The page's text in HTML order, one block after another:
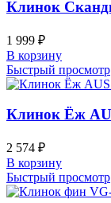
Клинок
1 999 ₽
В корзину
Быстрый просмотр
Клинок Ёж
2 574 ₽
В корзину
Быстрый просмотр